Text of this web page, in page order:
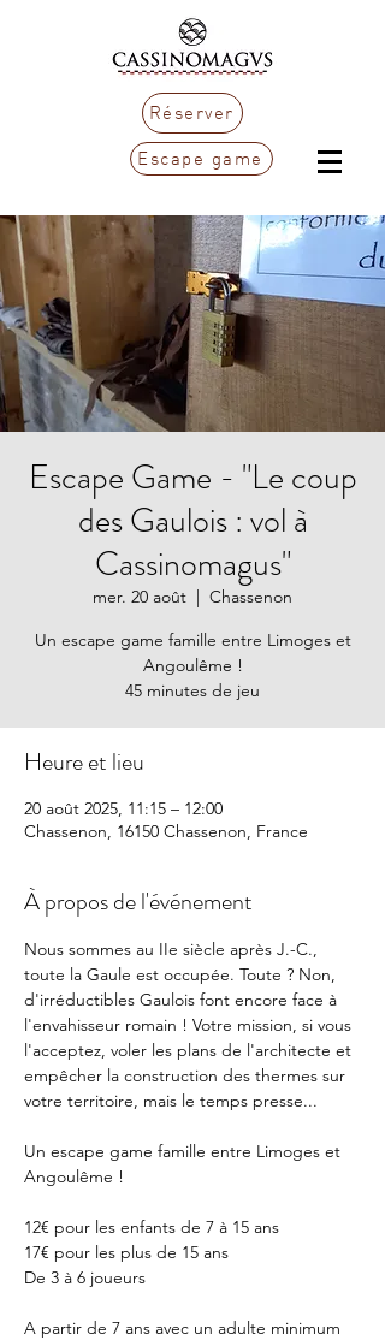
Réserver
Escape game
Escape Game - "Le coup
des Gaulois : vol à
Cassinomagus"
mer. 20 août
  |
Chassenon
Un escape game famille entre Limoges et
Angoulême !
45 minutes de jeu
Heure et lieu
20 août 2025, 11:15 – 12:00
Chassenon, 16150 Chassenon, France
À propos de l'événement
Nous sommes au IIe siècle après J.-C.,
toute la Gaule est occupée. Toute ? Non,
d'irréductibles Gaulois font encore face à
l'envahisseur romain ! Votre mission, si vous
l'acceptez, voler les plans de l'architecte et
empêcher la construction des thermes sur
votre territoire, mais le temps presse...
Un escape game famille entre Limoges et
Angoulême !
12€ pour les enfants de 7 à 15 ans
17€ pour les plus de 15 ans
De 3 à 6 joueurs
A partir de 7 ans avec un adulte minimum